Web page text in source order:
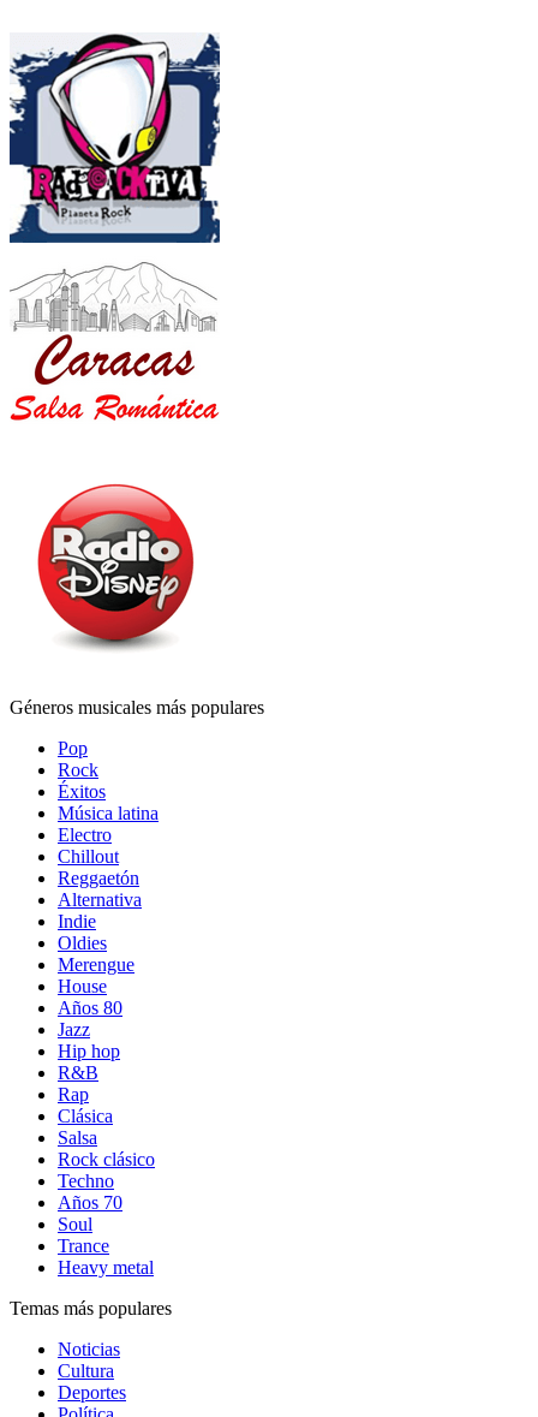
Géneros musicales más populares
Pop
Rock
Éxitos
Música latina
Electro
Chillout
Reggaetón
Alternativa
Indie
Oldies
Merengue
House
Años 80
Jazz
Hip hop
R&B
Rap
Clásica
Salsa
Rock clásico
Techno
Años 70
Soul
Trance
Heavy metal
Temas más populares
Noticias
Cultura
Deportes